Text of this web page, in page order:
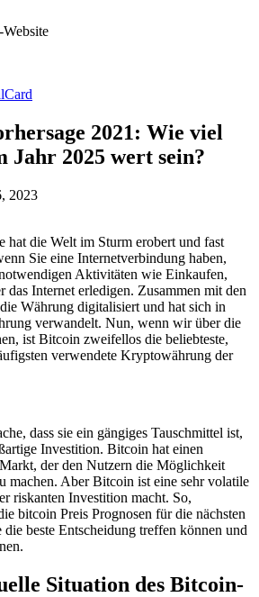
2021: Wie viel
2025 wert sein?
2023
hat die Welt im Sturm erobert und fast
Sie eine Internetverbindung haben,
Aktivitäten wie Einkaufen,
das Internet erledigen. Zusammen mit den
Währung digitalisiert und hat sich in
verwandelt. Nun, wenn wir über die
ist Bitcoin zweifellos die beliebteste,
verwendete Kryptowährung der
dass sie ein gängiges Tauschmittel ist,
Investition. Bitcoin hat einen
der den Nutzern die Möglichkeit
machen. Aber Bitcoin ist eine sehr volatile
riskanten Investition macht. So,
bitcoin Preis Prognosen für die nächsten
die beste Entscheidung treffen können und
Situation des Bitcoin-